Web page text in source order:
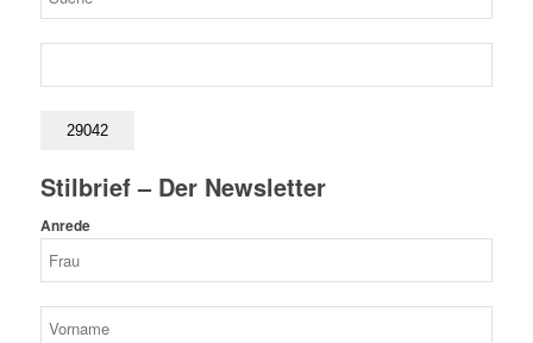
Stilbrief – Der Newsletter
Anrede